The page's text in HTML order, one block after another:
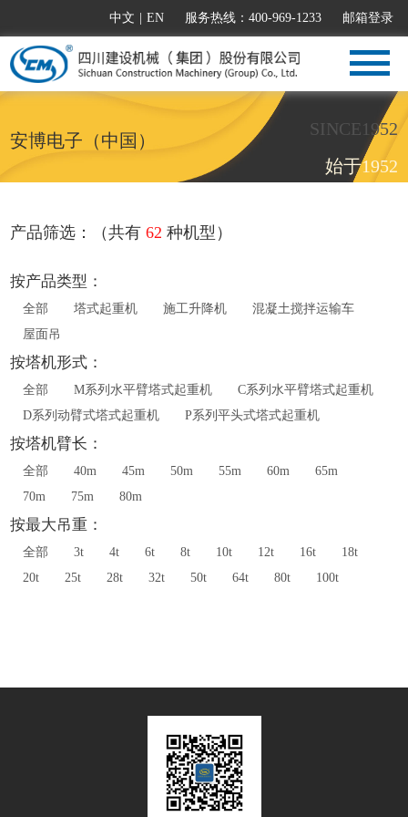
中文 EN 服务热线：400-969-1233 邮箱登录
安博电子（中国）
SINCE1952
始于1952
产品筛选：（共有62 种机型）
按产品类型：
全部 塔式起重机 施工升降机
混凝土搅拌运输车
屋面吊
按塔机形式：
全部 M系列水平臂塔式起重机
C系列水平臂塔式起重机
D系列动臂式塔式起重机
P系列平头式塔式起重机
按塔机臂长：
全部 40m 45m 50m 55m 60m
65m
70m
75m 80m
按最大吊重：
全部 3t 4t 6t 8t 10t 12t 16t
18t
20t
25t 28t 32t 50t 64t 80t 100t